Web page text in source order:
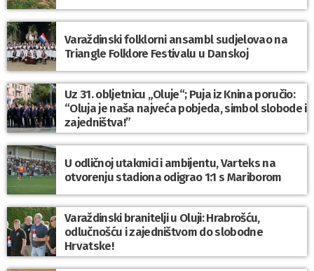
Varaždinski folklorni ansambl sudjelovao na
Triangle Folklore Festivalu u Danskoj
Uz 31. obljetnicu „Oluje“; Puja iz Knina poručio:
“Oluja je naša najveća pobjeda, simbol slobode i
zajedništva!”
U odličnoj utakmici i ambijentu, Varteks na
otvorenju stadiona odigrao 1:1 s Mariborom
Varaždinski branitelji u Oluji: Hrabrošću,
odlučnošću i zajedništvom do slobodne
Hrvatske!